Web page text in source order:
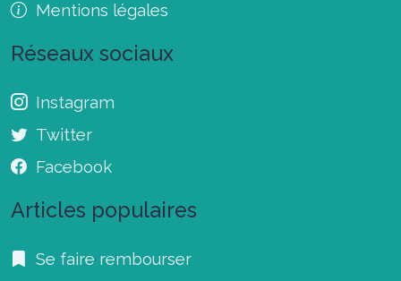
Mentions légales
Réseaux sociaux
Instagram
Twitter
Facebook
Articles populaires
Se faire rembourser